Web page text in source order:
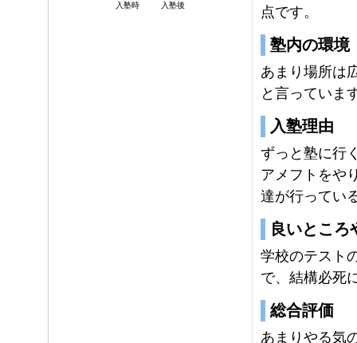
入塾時 入塾後
点です。
塾内の環境
あまり場所は
と言っていま
入塾理由
ずっと塾に行
アメフトをや
達が行ってい
良いところ
学校のテスト
で、結構必死
総合評価
あまりやる気